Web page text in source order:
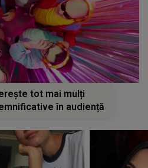
tot mai mulți
în audiență